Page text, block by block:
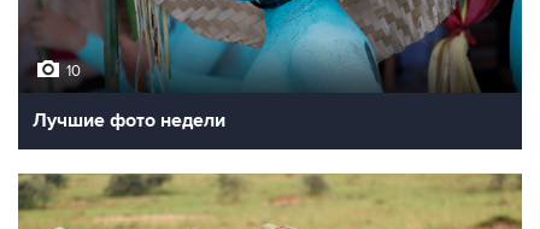
10
Лучшие фото недели